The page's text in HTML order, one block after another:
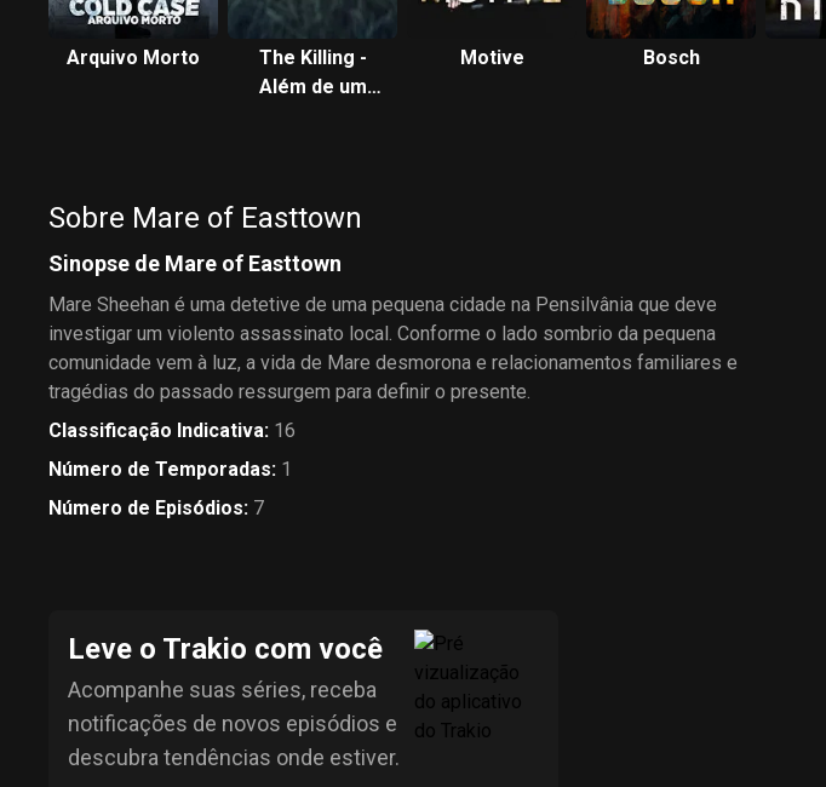
Arquivo Morto
The Killing -
Além de um
Motive Bosch
Sobre Mare of Easttown
Sinopse de Mare of Easttown
Mare Sheehan é uma detetive de uma pequena cidade na Pensilvânia que deve
investigar um violento assassinato local. Conforme o lado sombrio da pequena
comunidade vem à luz, a vida de Mare desmorona e relacionamentos familiares e
tragédias do passado ressurgem para definir o presente.
Classificação Indicativa: 16
Número de Temporadas: 1
Número de Episódios: 7
Leve o Trakio com você
Acompanhe suas séries, receba
notificações de novos episódios e
descubra tendências onde estiver.